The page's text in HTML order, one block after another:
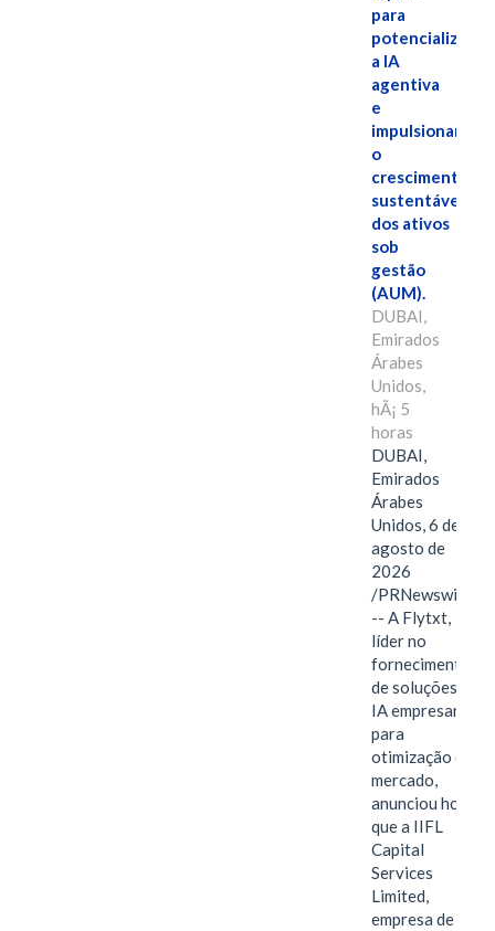
para
potencializar
a IA
agentiva
e
impulsionar
o
crescimento
sustentável
dos ativos
sob
gestão
(AUM).
DUBAI,
Emirados
Árabes
Unidos,
hÃ¡ 5
horas
DUBAI,
Emirados
Árabes
Unidos, 6 de
agosto de
2026
/PRNewswire/
-- A Flytxt,
líder no
fornecimento
de soluções de
IA empresarial
para
otimização de
mercado,
anunciou hoje
que a IIFL
Capital
Services
Limited,
empresa de